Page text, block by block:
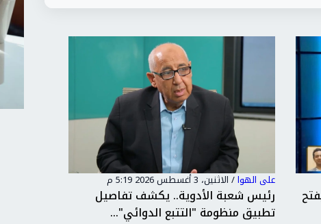
على الهوا/ الأحد، 2 أغسطس 2026 9:17 م
هيئة الدواء المصرية تستعين بخبرات
عالمية لتطبيق منظومة "التتب...